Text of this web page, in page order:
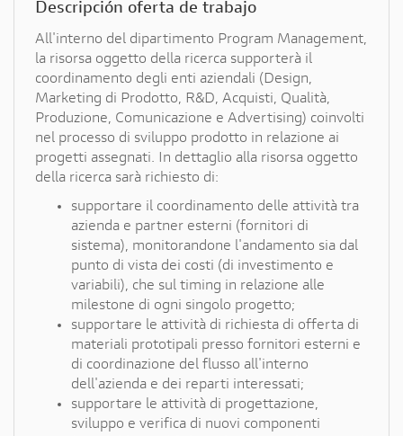
Descripción oferta de trabajo
All'interno del dipartimento Program Management,
la risorsa oggetto della ricerca supporterà il
coordinamento degli enti aziendali (Design,
Marketing di Prodotto, R&D, Acquisti, Qualità,
Produzione, Comunicazione e Advertising) coinvolti
nel processo di sviluppo prodotto in relazione ai
progetti assegnati. In dettaglio alla risorsa oggetto
della ricerca sarà richiesto di:
supportare il coordinamento delle attività tra
azienda e partner esterni (fornitori di
sistema), monitorandone l'andamento sia dal
punto di vista dei costi (di investimento e
variabili), che sul timing in relazione alle
milestone di ogni singolo progetto;
supportare le attività di richiesta di offerta di
materiali prototipali presso fornitori esterni e
di coordinazione del flusso all'interno
dell'azienda e dei reparti interessati;
supportare le attività di progettazione,
sviluppo e verifica di nuovi componenti